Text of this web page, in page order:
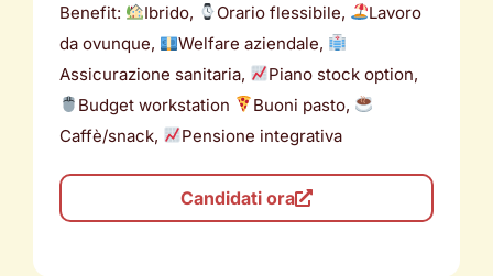
Benefit: Ibrido, Orario flessibile,
Lavoro
da ovunque,
Welfare aziendale,
Assicurazione sanitaria,
Piano stock option,
Budget workstation
Buoni pasto,
Caffè/snack,
Pensione integrativa
Candidati ora